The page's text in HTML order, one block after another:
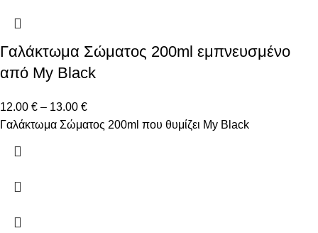
Γαλάκτωμα Σώματος 200ml εμπνευσμένο
από My Black
12.00 € – 13.00 €
Γαλάκτωμα Σώματος 200ml που θυμίζει My Black